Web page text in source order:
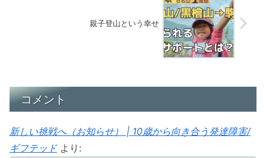
親子登山という幸せ
コメント
新しい挑戦へ（お知らせ） | 10歳から向き合う発達障害/
ギフテッド より: